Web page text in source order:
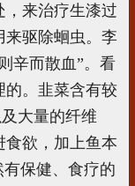
，来治疗生漆过
来驱除蛔虫。李
辛而散血”。看
的。韭菜含有较
大量的纤维
食欲，加上鱼本
保健、食疗的